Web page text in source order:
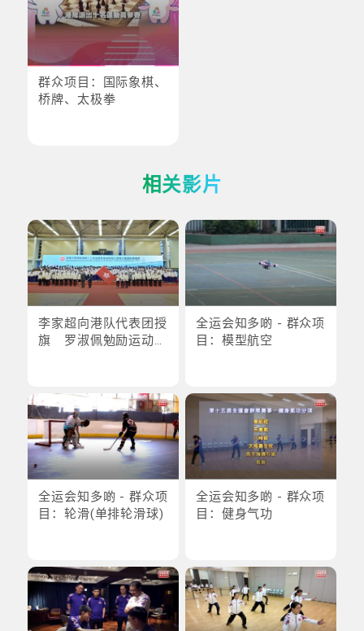
群众项目：国际象棋、
桥牌、太极拳
相关影片
李家超向港队代表团授
旗 罗淑佩勉励运动员
全运会知多啲 - 群众项
目：模型航空
全运会知多啲 - 群众项
目：轮滑(单排轮滑球)
全运会知多啲 - 群众项
目：健身气功